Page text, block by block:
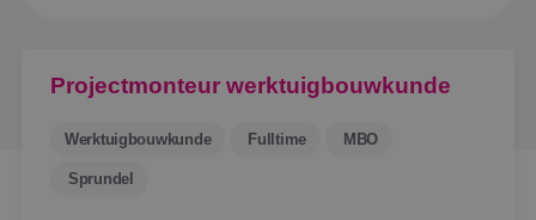
Projectmonteur werktuigbouwkunde
Werktuigbouwkunde Fulltime MBO
Sprundel